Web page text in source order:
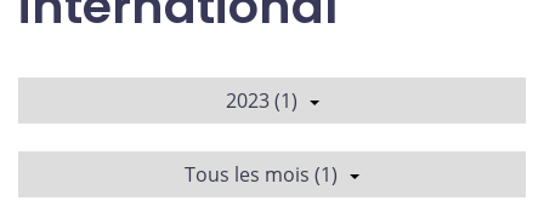
2023 (1)
Tous les mois (1)